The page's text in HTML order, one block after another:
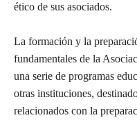
ético de sus asociados.
La formación y la
fundamentales de la
una serie de programas
otras instituciones,
relacionados con la